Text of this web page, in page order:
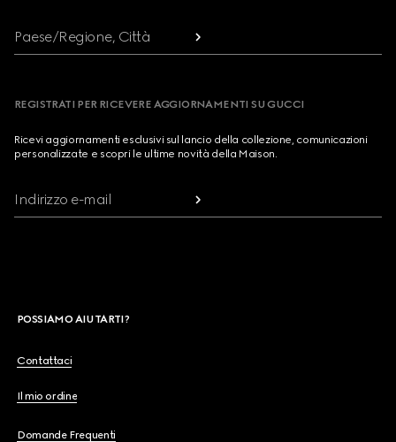
Paese/Regione, Città
REGISTRATI PER RICEVERE AGGIORNAMENTI SU GUCCI
Ricevi aggiornamenti esclusivi sul lancio della collezione, comunicazioni
personalizzate e scopri le ultime novità della Maison.
Indirizzo e-mail
POSSIAMO AIUTARTI?
Contattaci
Il mio ordine
Domande Frequenti